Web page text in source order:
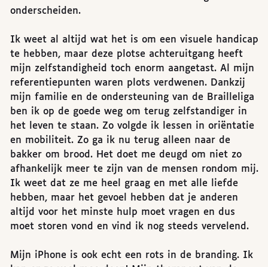
onderscheiden.
Ik weet al altijd wat het is om een visuele handicap
te hebben, maar deze plotse achteruitgang heeft
mijn zelfstandigheid toch enorm aangetast. Al mijn
referentiepunten waren plots verdwenen. Dankzij
mijn familie en de ondersteuning van de Brailleliga
ben ik op de goede weg om terug zelfstandiger in
het leven te staan. Zo volgde ik lessen in oriëntatie
en mobiliteit. Zo ga ik nu terug alleen naar de
bakker om brood. Het doet me deugd om niet zo
afhankelijk meer te zijn van de mensen rondom mij.
Ik weet dat ze me heel graag en met alle liefde
hebben, maar het gevoel hebben dat je anderen
altijd voor het minste hulp moet vragen en dus
moet storen vond en vind ik nog steeds vervelend.
Mijn iPhone is ook echt een rots in de branding. Ik